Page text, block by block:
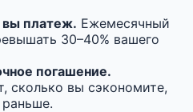
вы платеж. Ежемесячный
30–40% вашего
погашение.
сколько вы сэкономите,
раньше.